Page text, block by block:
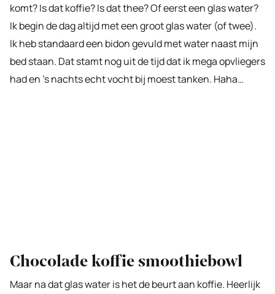
komt? Is dat koffie? Is dat thee? Of eerst een glas water?
Ik begin de dag altijd met een groot glas water (of twee).
Ik heb standaard een bidon gevuld met water naast mijn
bed staan. Dat stamt nog uit de tijd dat ik mega opvliegers
had en ’s nachts echt vocht bij moest tanken. Haha…
Chocolade koffie smoothiebowl
Maar na dat glas water is het de beurt aan koffie. Heerlijk